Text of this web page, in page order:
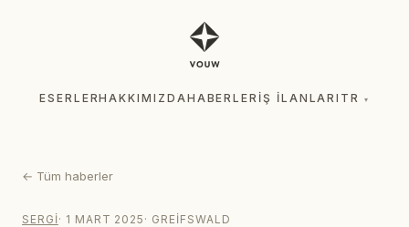
ESERLERHAKKIMIZDAHABERLER İŞ İLANLARI TR ▾
← Tüm haberler
SERGI · 1 MART 2025 · GREIFSWALD